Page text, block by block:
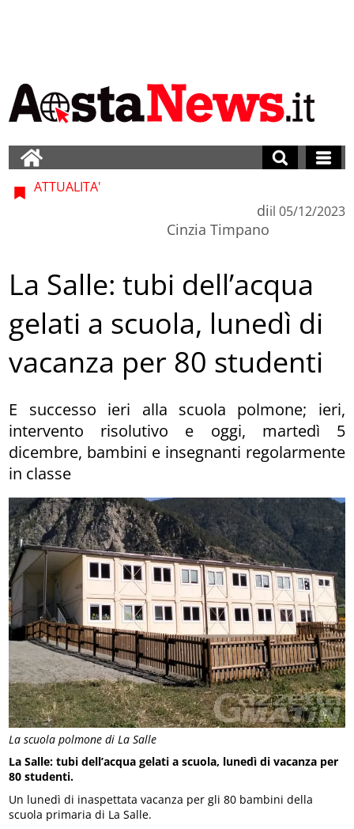
La scuola polmone di La Salle
ATTUALITA'
di
Cinzia Timpano
il 05/12/2023
La Salle: tubi dell’acqua
gelati a scuola, lunedì di
vacanza per 80 studenti
E successo ieri alla scuola polmone; ieri,
intervento risolutivo e oggi, martedì 5
dicembre, bambini e insegnanti regolarmente
in classe
La Salle: tubi dell’acqua gelati a scuola, lunedì di vacanza per
80 studenti.
Un lunedì di inaspettata vacanza per gli 80 bambini della
scuola primaria di La Salle.